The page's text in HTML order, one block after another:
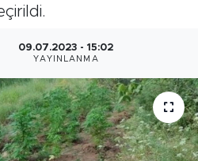
09.07.2023 - 15:02
YAYINLANMA